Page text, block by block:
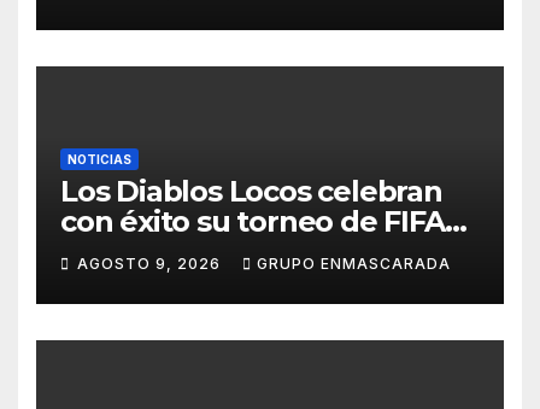
primeros ensayos de Lucas
Darias
NOTICIAS
Los Diablos Locos celebran
con éxito su torneo de FIFA
durante el verano
AGOSTO 9, 2026 GRUPO ENMASCARADA